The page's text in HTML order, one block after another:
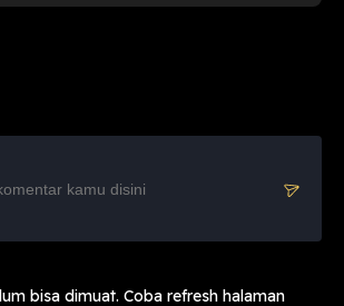
bisa dimuat. Coba refresh halaman